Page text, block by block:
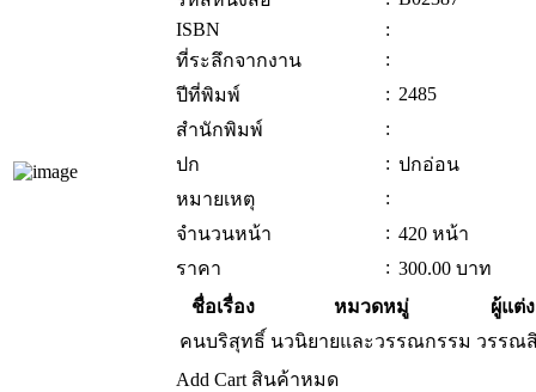
ISBN
:
ที่ระลึกจากงาน
:
ปีที่พิมพ์
: 2485
สำนักพิมพ์
:
ปก
: ปกอ่อน
หมายเหตุ
:
จำนวนหน้า
: 420 หน้า
ราคา
: 300.00 บาท
ชื่อเรื่อง
หมวดหมู่
ผู้แต่ง
คนบริสุทธิ์ นวนิยายและวรรณกรรม วรรณ
Add Cart สินค้าหมด